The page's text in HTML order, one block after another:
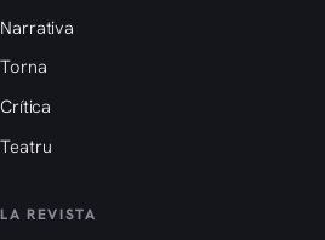
Narrativa
Torna
Crítica
Teatru
LA REVISTA